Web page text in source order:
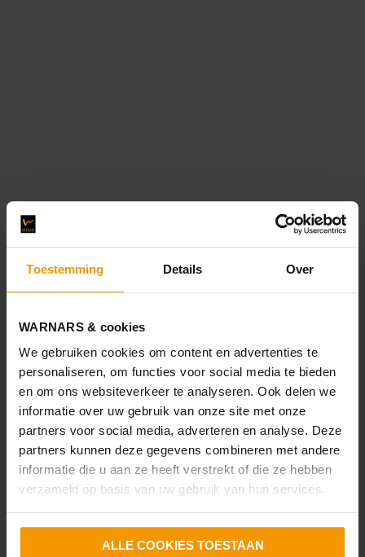
Toestemming Details Over
WARNARS & cookies
We gebruiken cookies om content en advertenties te
personaliseren, om functies voor social media te bieden
en om ons websiteverkeer te analyseren. Ook delen we
informatie over uw gebruik van onze site met onze
partners voor social media, adverteren en analyse. Deze
partners kunnen deze gegevens combineren met andere
informatie die u aan ze heeft verstrekt of die ze hebben
verzameld op basis van uw gebruik van hun services.
ALLE COOKIES TOESTAAN